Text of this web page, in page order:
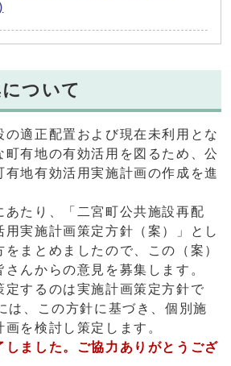
ついて
の適正配置および現在未利用とな
町有地の有効活用を図るため、公
有地有効活用実施計画の作成を進
あたり、「二宮町公共施設再配
用実施計画策定方針（案）」とし
まとめましたので、この（案）
んからの意見を募集します。
定するのは実施計画策定方針で
は、この方針に基づき、個別施
を検討し策定します。
ました。ご協力ありがとうござ